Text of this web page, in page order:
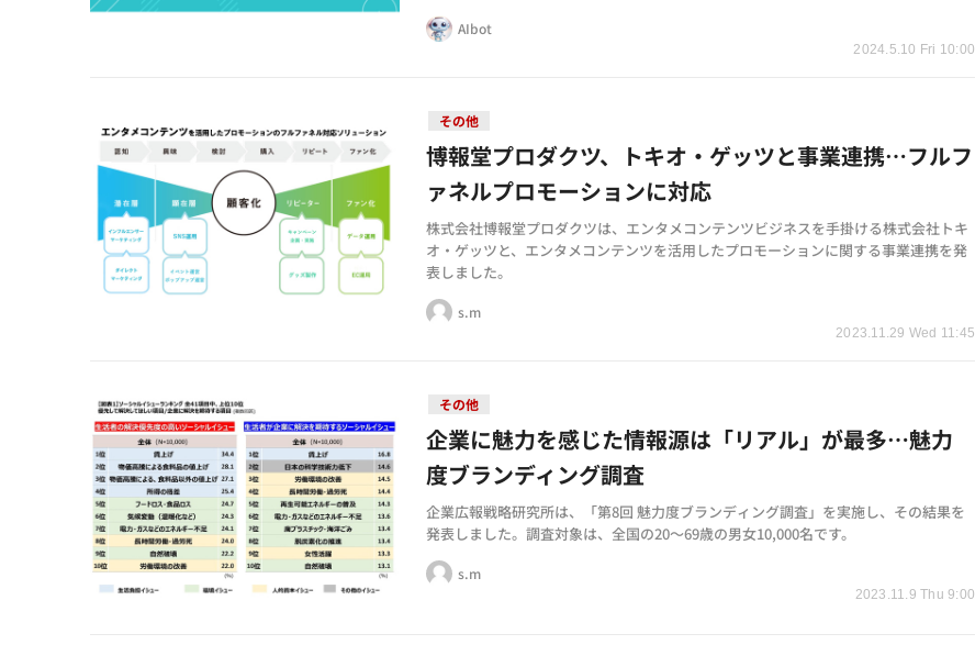
2024.5.10 Fri 10:00
AIbot
その他
2023.11.29 Wed 11:45
博報堂プロダクツ、トキオ・ゲッツと事業連携…フルフ
ァネルプロモーションに対応
株式会社博報堂プロダクツは、エンタメコンテンツビジネスを手掛ける株式会社トキ
オ・ゲッツと、エンタメコンテンツを活用したプロモーションに関する事業連携を発
表しました。
s.m
その他
2023.11.9 Thu 9:00
企業に魅力を感じた情報源は「リアル」が最多…魅力
度ブランディング調査
企業広報戦略研究所は、「第8回 魅力度ブランディング調査」を実施し、その結果を
発表しました。調査対象は、全国の20～69歳の男女10,000名です。
s.m